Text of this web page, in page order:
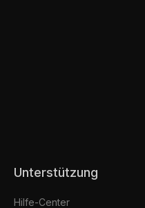
Unterstützung
Hilfe-Center